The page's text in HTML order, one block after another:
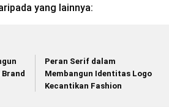
yang lainnya:
Peran Serif dalam
Membangun Identitas Logo
Kecantikan Fashion